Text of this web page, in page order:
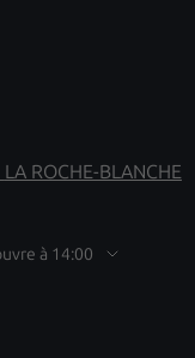
LA ROCHE-BLANCHE
à 14:00